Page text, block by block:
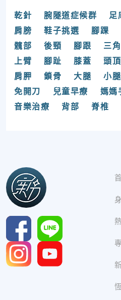
乾針 腕隧道症候群 足
肩膀
鞋子挑選 腳踝
髖部
後頸 腳跟 三
上臂
腳趾 膝蓋 頭頂
肩胛
鎖骨 大腿 小腿
免開刀
兒童早療 媽媽
音樂治療
背部 脊椎